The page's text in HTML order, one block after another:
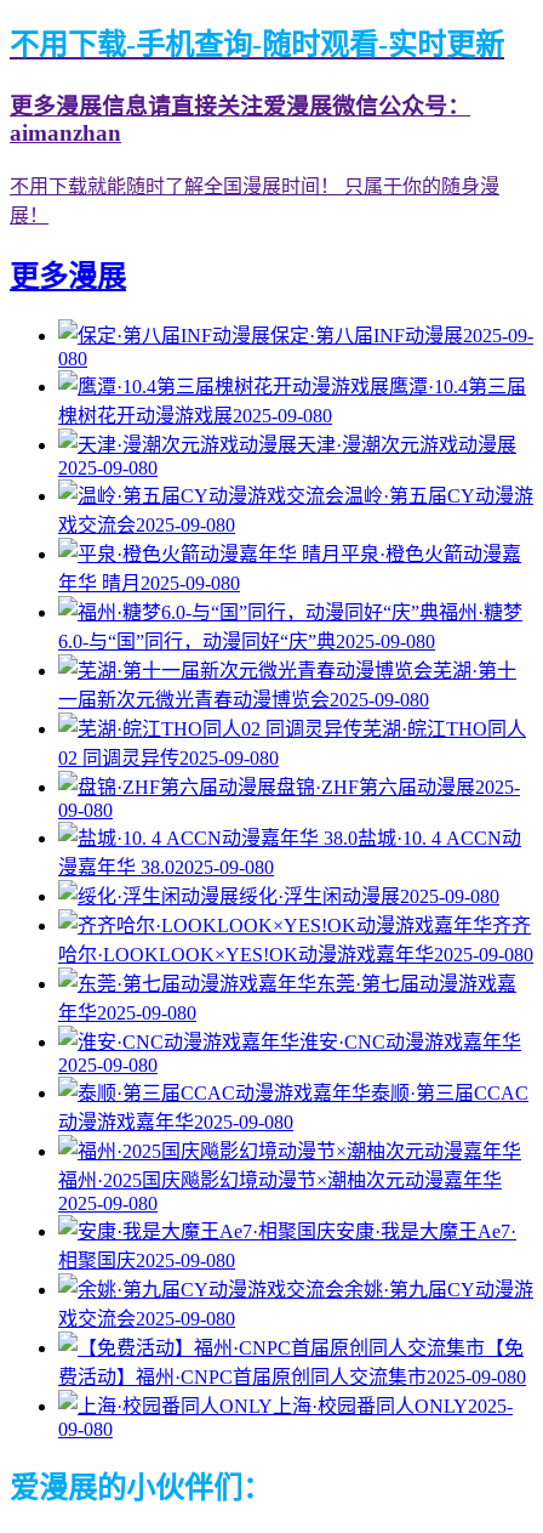
不用下载-手机查询-随时观看-实时更新
更多漫展信息请直接关注爱漫展微信公众号：
aimanzhan
不用下载就能随时了解全国漫展时间！ 只属于你的随身漫
展！
更多漫展
保定·第八届INF动漫展2025-09-
080
鹰潭·10.4第三届
槐树花开动漫游戏展2025-09-080
天津·漫潮次元游戏动漫展
2025-09-080
温岭·第五届CY动漫游
戏交流会2025-09-080
平泉·橙色火箭动漫嘉
年华 晴月 2025-09-080
福州·糖梦
6.0-与“国”同行，动漫同好“庆”典2025-09-080
芜湖·第十
一届新次元微光青春动漫博览会2025-09-080
芜湖·皖江THO同人
02 同调灵异传2025-09-080
盘锦·ZHF第六届动漫展2025-
09-080
盐城·10. 4 ACCN动
漫嘉年华 38.02025-09-080
绥化·浮生闲动漫展2025-09-080
齐齐
哈尔·LOOKLOOK×YES!OK动漫游戏嘉年华2025-09-080
东莞·第七届动漫游戏嘉
年华2025-09-080
淮安·CNC动漫游戏嘉年华
2025-09-080
泰顺·第三届CCAC
动漫游戏嘉年华2025-09-080
福州·2025国庆飚影幻境动漫节×潮柚次元动漫嘉年华
2025-09-080
安康·我是大魔王Ae7·
相聚国庆2025-09-080
余姚·第九届CY动漫游
戏交流会2025-09-080
【免
费活动】福州·CNPC首届原创同人交流集市2025-09-080
上海·校园番同人ONLY2025-
09-080
爱漫展的小伙伴们：